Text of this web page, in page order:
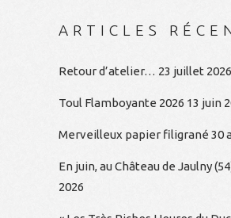
ARTICLES
Retour d’atelier… 23 juillet 2026
Toul Flamboyante 2026 13 juin
Merveilleux papier filigrané 30
En juin, au Château de Jaulny
2026